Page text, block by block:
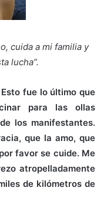
cuida a mi familia y
lucha”.
fue lo último que
para las ollas
los manifestantes.
que la amo, que
favor se cuide. Me
atropelladamente
de kilómetros de